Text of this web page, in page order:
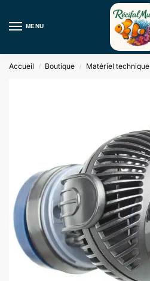
MENU
Accueil / Boutique / Matériel technique